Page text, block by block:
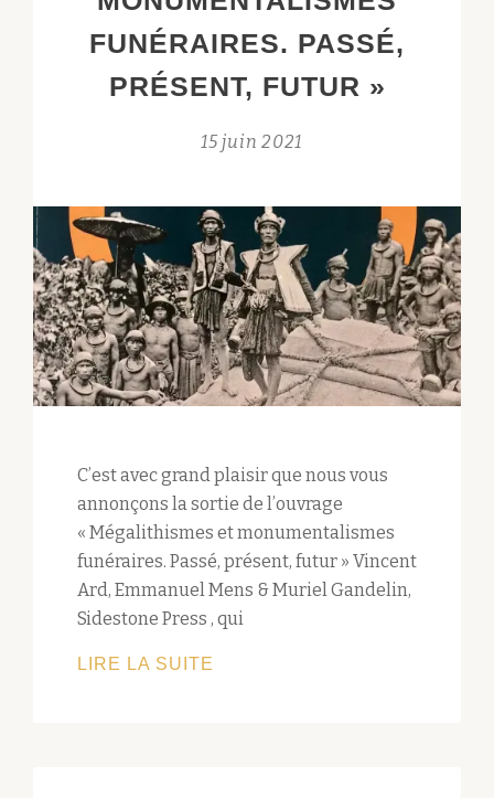
COMPLEXITÉ
DU
FUNÉRAIRES. PASSÉ,
PRÉSENT, FUTUR »
15 juin 2021
C’est avec grand plaisir que nous vous
annonçons la sortie de l’ouvrage
« Mégalithismes et monumentalismes
funéraires. Passé, présent, futur » Vincent
Ard, Emmanuel Mens & Muriel Gandelin,
Sidestone Press , qui
LIRE LA SUITE